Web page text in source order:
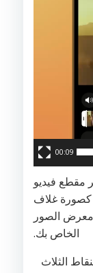
00:09
مقطع فيديو
كصورة غلاف
الصور
الخاص بك.
الثلاث